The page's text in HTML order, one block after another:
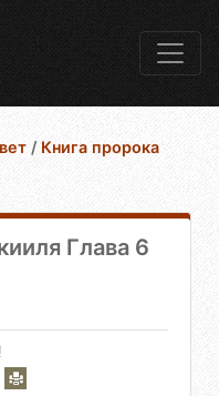
/ Книга пророка
Глава 6